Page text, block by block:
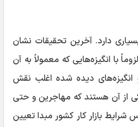
دارد. آخرین تحقیقات نشان
با انگیزه‌هایی که معمولاً به آن
دیده شده اغلب نقش
از آن هستند که مهاجرین و حتی
بازار کار کشور مبدا تعیین